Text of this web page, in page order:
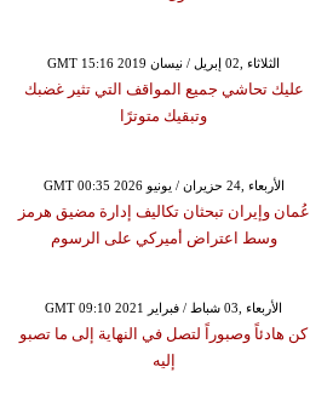
GMT 15:16 2019 الثلاثاء ,02 إبريل / نيسان
عليك تحاشي جميع المواقف التي تثير غضبك
وتبقيك متوترًا
GMT 00:35 2026 الأربعاء ,24 حزيران / يونيو
عُمان وإيران تبحثان تكاليف إدارة مضيق هرمز
وسط اعتراض أميركي على الرسوم
GMT 09:10 2021 الأربعاء ,03 شباط / فبراير
كن هادئاً وصبوراً لتصل في النهاية إلى ما تصبو
إليه